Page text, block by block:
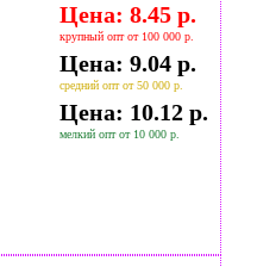
Цена: 8.45 р.
крупный опт от 100 000 р.
Цена: 9.04 р.
средний опт от 50 000 р.
Цена: 10.12 р.
мелкий опт от 10 000 р.